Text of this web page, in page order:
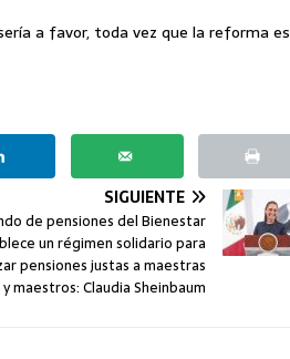
a favor, toda vez que la reforma es
SIGUIENTE
de pensiones del Bienestar
un régimen solidario para
pensiones justas a maestras
y maestros: Claudia Sheinbaum